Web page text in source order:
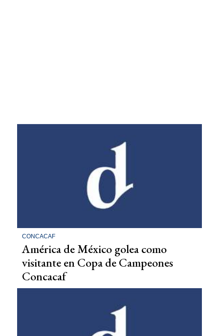
CONCACAF
América de México golea como
visitante en Copa de Campeones
Concacaf